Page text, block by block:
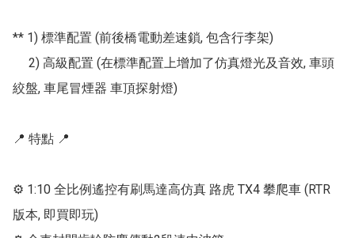
** 1) 標準配置 (前後橋電動差速鎖, 包含行李架)
絞盤, 車尾冒煙器 車頂探射燈)
📍 特點 📍
⚙ 1:10 全比例遙控有刷馬達高仿真 路虎 TX4 攀爬車 (RTR
版本, 即買即玩)